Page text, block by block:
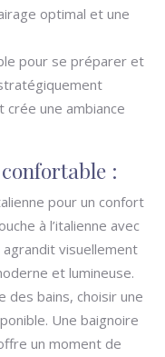
optimal et une
pour se préparer et
crée une ambiance
:
pour un confort
à l’italienne avec
visuellement
et lumineuse.
des bains, choisir une
Une baignoire
un moment de